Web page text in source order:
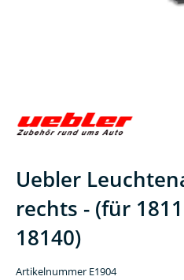
Uebler
rechts - (für
18140)
Artikelnummer E1904